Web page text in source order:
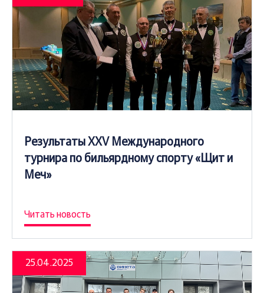
Результаты XXV Международного
турнира по бильярдному спорту «Щит и
Меч»
Читать новость
25.04.2025